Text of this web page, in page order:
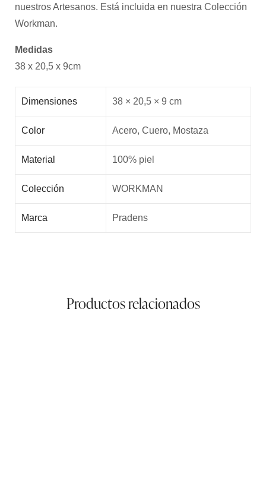
nuestros Artesanos. Está incluida en nuestra Colección
Workman.
Medidas
38 x 20,5 x 9cm
Dimensiones 38 × 20,5 × 9 cm
Color Acero, Cuero, Mostaza
Material 100% piel
Colección WORKMAN
Marca Pradens
Productos relacionados